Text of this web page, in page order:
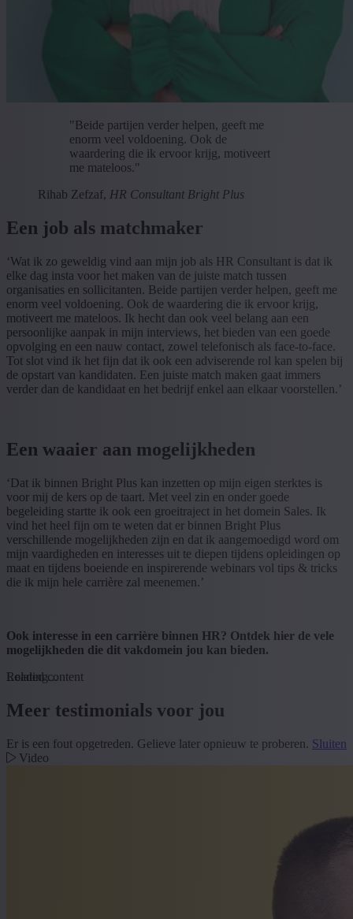
"Beide partijen verder helpen, geeft me
enorm veel voldoening. Ook de
waardering die ik ervoor krijg, motiveert
me mateloos."
Rihab Zefzaf, HR Consultant Bright Plus
Een job als matchmaker
‘Wat ik zo geweldig vind aan mijn job als HR Consultant is dat ik
elke dag insta voor het maken van de juiste match tussen
organisaties en sollicitanten. Beide partijen verder helpen, geeft me
enorm veel voldoening. Ook de waardering die ik ervoor krijg,
motiveert me mateloos. Ik hecht dan ook veel belang aan een
persoonlijke aanpak in mijn interviews, het bieden van een goede
opvolging en een nauw contact, zowel telefonisch als face-to-face.
Tot slot vind ik het fijn dat ik ook een adviserende rol kan spelen bij
de opstart van kandidaten. Een juiste match maken gaat immers
verder dan de kandidaat en het bedrijf enkel aan elkaar voorstellen.’
Een waaier aan mogelijkheden
‘Dat ik binnen Bright Plus kan inzetten op mijn eigen sterktes is
voor mij de kers op de taart. Met veel zin en onder goede
begeleiding startte ik ook een groeitraject in het domein Sales. Ik
vind het heel fijn om te weten dat er binnen Bright Plus
verschillende mogelijkheden zijn en dat ik aangemoedigd word om
mijn vaardigheden en interesses uit te diepen tijdens opleidingen op
maat en tijdens boeiende en inspirerende webinars vol tips & tricks
die ik mijn hele carrière zal meenemen.’
Ook interesse in een carrière binnen HR? Ontdek hier de vele
mogelijkheden die dit vakdomein jou kan bieden.
Loading...
Related content
Meer testimonials voor jou
Er is een fout opgetreden. Gelieve later opnieuw te proberen. Sluiten
Video